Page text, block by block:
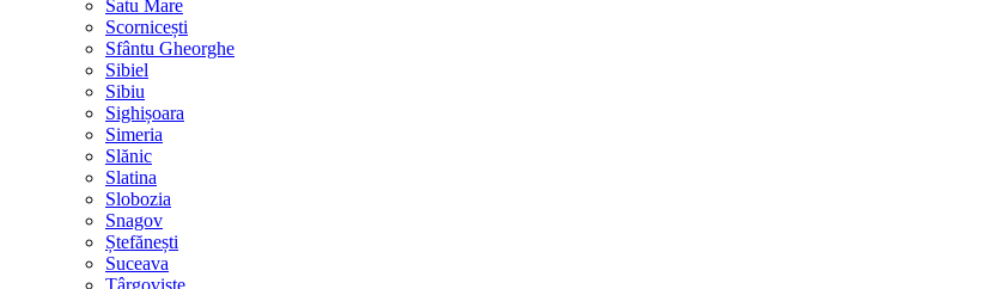
Satu Mare
Scornicești
Sfântu Gheorghe
Sibiel
Sibiu
Sighișoara
Simeria
Slănic
Slatina
Slobozia
Snagov
Ștefănești
Suceava
Târgoviște